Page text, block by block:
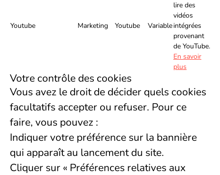
Youtube Marketing Youtube Variable
lire des
vidéos
intégrées
provenant
de YouTube.
En savoir
plus
Votre contrôle des cookies
Vous avez le droit de décider quels cookies
facultatifs accepter ou refuser. Pour ce
faire, vous pouvez :
Indiquer votre préférence sur la bannière
qui apparaît au lancement du site.
Cliquer sur « Préférences relatives aux